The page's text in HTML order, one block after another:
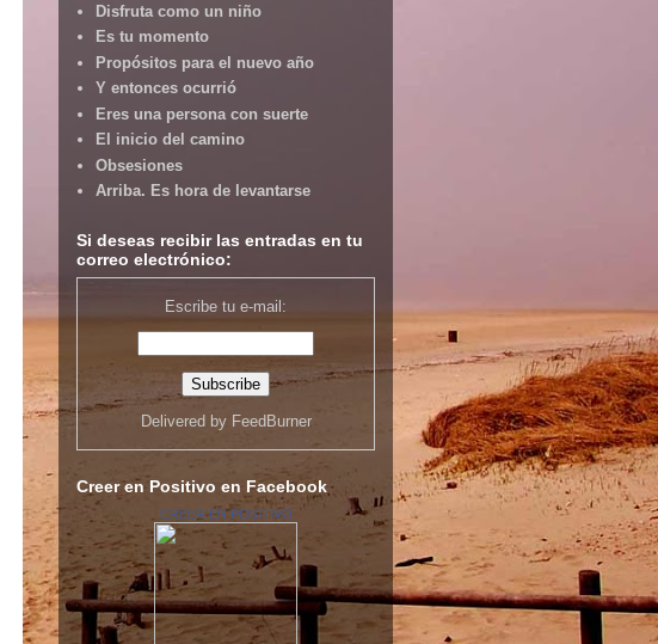
Disfruta como un niño
Es tu momento
Propósitos para el nuevo año
Y entonces ocurrió
Eres una persona con suerte
El inicio del camino
Obsesiones
Arriba. Es hora de levantarse
Si deseas recibir las entradas en tu
correo electrónico:
Escribe tu e-mail:
Delivered by FeedBurner
Creer en Positivo en Facebook
CREER EN POSITIVO